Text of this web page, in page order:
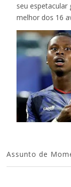
seu
melhor dos 16
Assunto de